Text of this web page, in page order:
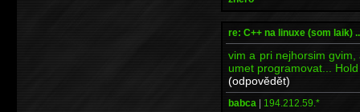
re: C++ na linuxe (som laik)
vim a pri nejhorsim
umet programovat...
(odpovědět)
babca | 194.212.59.*